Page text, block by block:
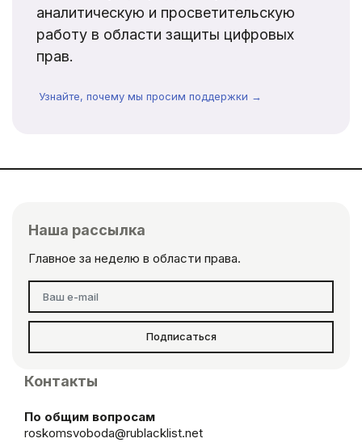
аналитическую и просветительскую
работу в области защиты цифровых
прав.
Узнайте, почему мы просим поддержки →
Наша рассылка
Главное за неделю в области права.
Подписаться
Контакты
По общим вопросам
roskomsvoboda@rublacklist.net